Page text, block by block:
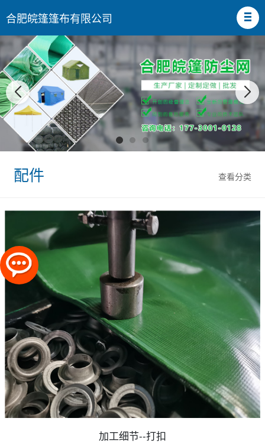
合肥皖篷篷布有限公司
查看分类
配件
加工细节--打扣